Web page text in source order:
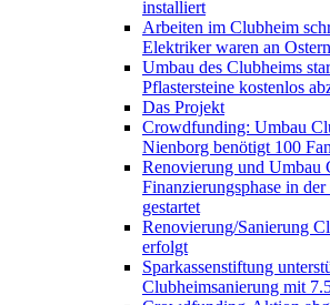
installiert
Arbeiten im Clubheim
Elektriker waren an
Umbau des Clubheims
Pflastersteine kostenlos
Das Projekt
Crowdfunding: Umbau
Nienborg benötigt 100
Renovierung und Umbau
Finanzierungsphase in
gestartet
Renovierung/Sanierung
erfolgt
Sparkassenstiftung
Clubheimsanierung mit